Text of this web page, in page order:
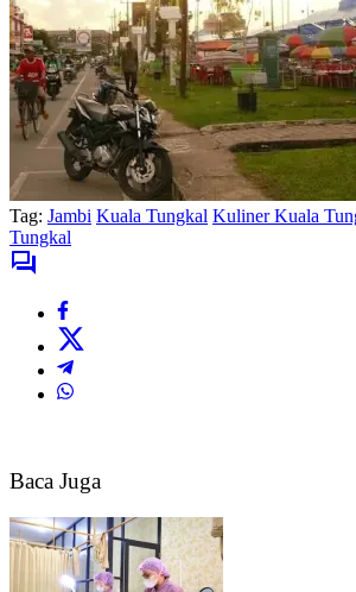
Tag: Jambi Kuala Tungkal Kuliner Kuala
Tungkal
Baca Juga